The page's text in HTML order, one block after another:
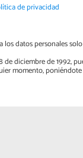
de privacidad
los datos personales
de diciembre de 1992,
momento,